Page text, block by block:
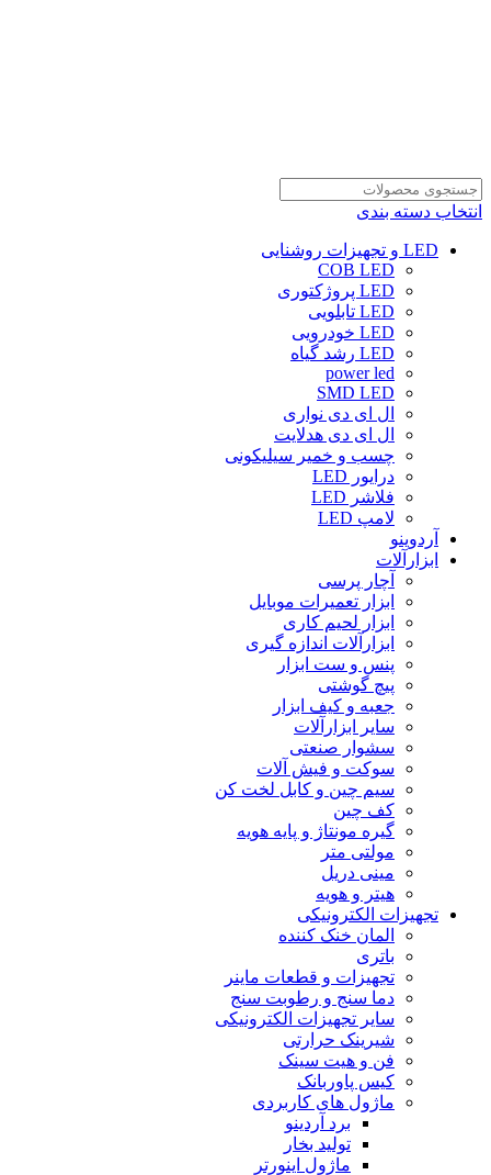
انتخاب دسته بندی
LED و تجهیزات روشنایی
COB LED
LED پروژکتوری
LED تابلویی
LED خودرویی
LED رشد گیاه
power led
SMD LED
ال ای دی نواری
ال ای دی هدلایت
چسب و خمیر سیلیکونی
درایور LED
فلاشر LED
لامپ LED
آردوینو
ابزارآلات
آچار پرسی
ابزار تعمیرات موبایل
ابزار لحیم کاری
ابزارآلات اندازه گیری
پنس و ست ابزار
پیچ گوشتی
جعبه و کیف ابزار
سایر ابزارآلات
سشوار صنعتی
سوکت و فیش آلات
سیم چین و کابل لخت کن
کف چین
گیره مونتاژ و پایه هویه
مولتی متر
مینی دریل
هیتر و هویه
تجهیزات الکترونیکی
المان خنک کننده
باتری
تجهیزات و قطعات ماینر
دما سنج و رطوبت سنج
سایر تجهیزات الکترونیکی
شیرینک حرارتی
فن و هیت سینک
کیس پاوربانک
ماژول های کاربردی
برد آردینو
تولید بخار
ماژول اینورتر